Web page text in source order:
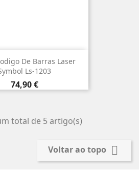
De Barras Laser
Ls-1203
Preço
74,90 €
total de 5 artigo(s)
Voltar ao topo 